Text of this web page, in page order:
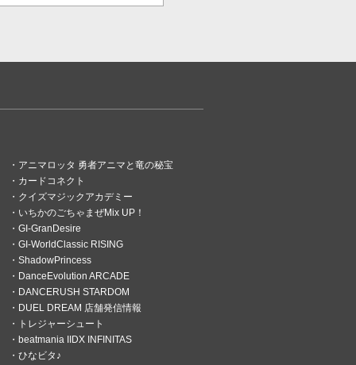
アニマロッタ 勇者アニマと竜の秘宝
カードコネクト
クイズマジックアカデミー
いちかのごちゃまぜMix UP！
GI-GranDesire
GI-WorldClassic RISING
ShadowPrincess
DanceEvolution ARCADE
DANCERUSH STARDOM
DUEL DREAM 店舗発信情報
トレジャーシュート
beatmania IIDX INFINITAS
ひなビタ♪